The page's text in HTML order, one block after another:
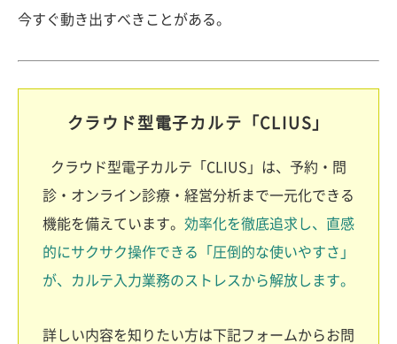
今すぐ動き出すべきことがある。
クラウド型電子カルテ「CLIUS」
クラウド型電子カルテ「CLIUS」は、予約・問
診・オンライン診療・経営分析まで一元化できる
機能を備えています。 効率化を徹底追求し、直感
的にサクサク操作できる「圧倒的な使いやすさ」
が、カルテ入力業務のストレスから解放します。
詳しい内容を知りたい方は下記フォームからお問